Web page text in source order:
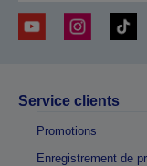
Service clients
Promotions
Enregistrement de